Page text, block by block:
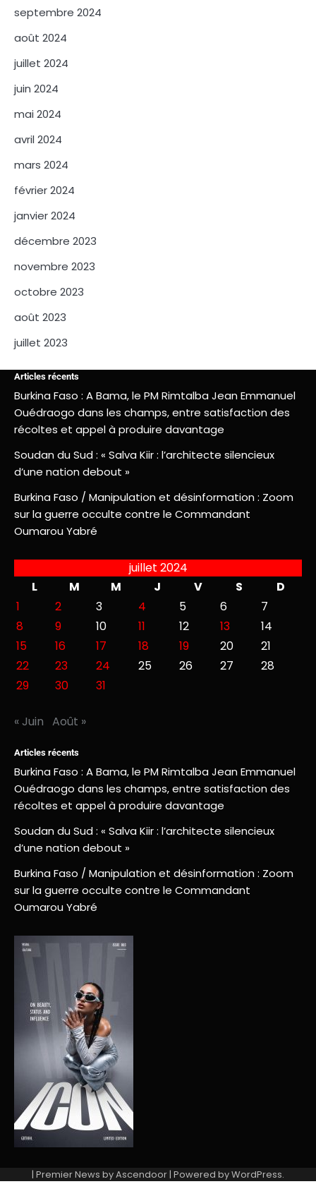
septembre 2024
août 2024
juillet 2024
juin 2024
mai 2024
avril 2024
mars 2024
février 2024
janvier 2024
décembre 2023
novembre 2023
octobre 2023
août 2023
juillet 2023
Articles récents
Burkina Faso : A Bama, le PM Rimtalba Jean Emmanuel
Ouédraogo dans les champs, entre satisfaction des
récoltes et appel à produire davantage
Soudan du Sud : « Salva Kiir : l’architecte silencieux
d’une nation debout »
Burkina Faso / Manipulation et désinformation : Zoom
sur la guerre occulte contre le Commandant
Oumarou Yabré
juillet 2024
L
M M J V S
D
1
2 3 4 5 6
7
8
9 10 11 12 13
14
15
16 17 18 19 20
21
22
23 24 25 26 27
28
29
30 31
« Juin Août »
Articles récents
Burkina Faso : A Bama, le PM Rimtalba Jean Emmanuel
Ouédraogo dans les champs, entre satisfaction des
récoltes et appel à produire davantage
Soudan du Sud : « Salva Kiir : l’architecte silencieux
d’une nation debout »
Burkina Faso / Manipulation et désinformation : Zoom
sur la guerre occulte contre le Commandant
Oumarou Yabré
| Premier News byAscendoor| Powered byWordPress.